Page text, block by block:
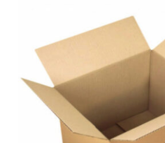
AJOUTER AU
DÉTAILS